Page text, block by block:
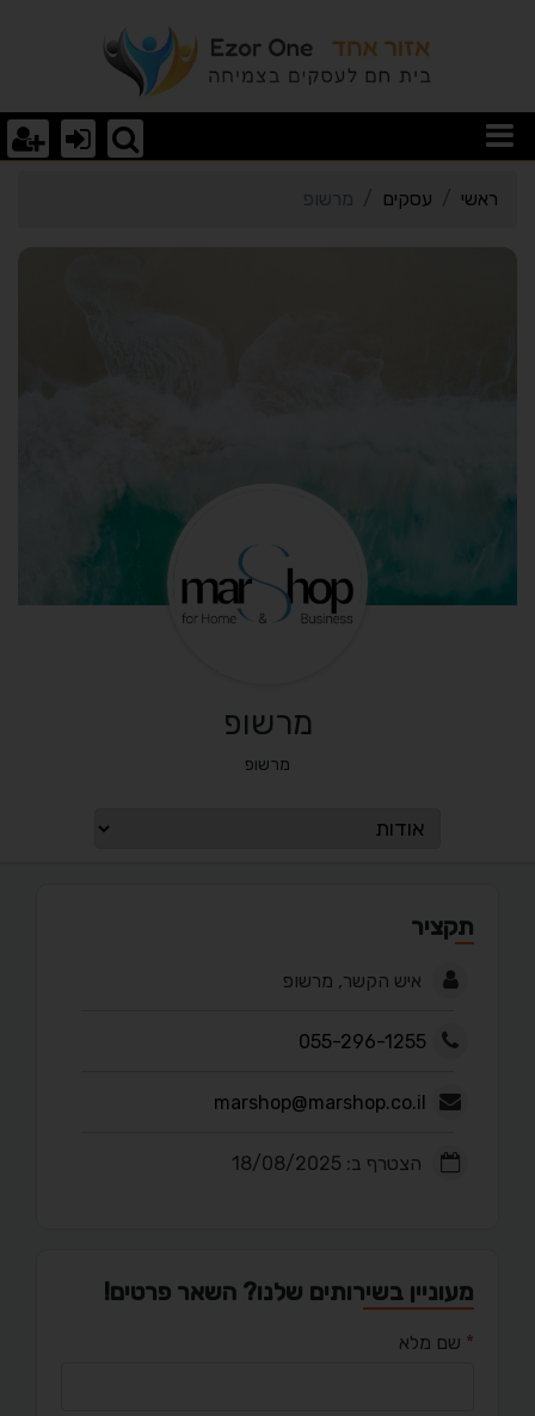
פרטי כרטיס העסק מרשופ
ראשי עסקים מרשופ
מרשופ
מרשופ
תקציר
איש הקשר, מרשופ
055-296-1255
marshop@marshop.co.il
הצטרף ב: 18/08/2025
מעוניין בשירותים שלנו? השאר פרטים!
* שם מלא